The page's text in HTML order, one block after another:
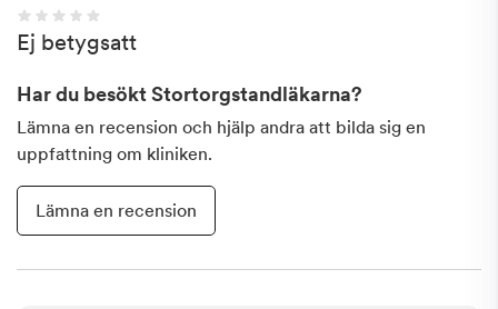
Ej betygsatt
Har du besöktStortorgstandläkarna?
Lämna en recension och hjälp andra att bilda sig en
uppfattning om kliniken.
Lämna en recension